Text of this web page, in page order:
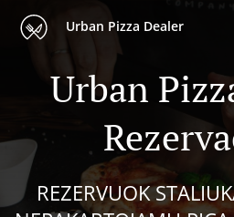
Urban Pizza Dealer
Urban
REZERVUOK